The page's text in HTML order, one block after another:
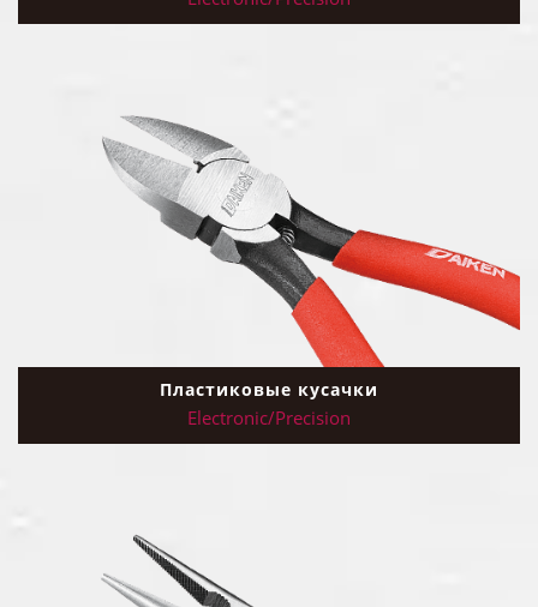
Пластиковые кусачки
Electronic/Precision